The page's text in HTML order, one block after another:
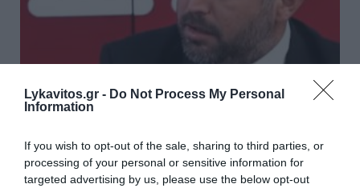
Lykavitos.gr - Do Not Process My Personal
Information
If you wish to opt-out of the sale, sharing to third parties, or
processing of your personal or sensitive information for
targeted advertising by us, please use the below opt-out
Γ. Μπουλέκος: «Εθνικό ζήτημα η
δασοπυρόσβεση – Να δοθούν